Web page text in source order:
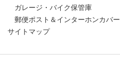
ガレージ・バイク保管庫
郵便ポスト＆インターホンカバー
サイトマップ